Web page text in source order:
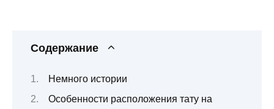
Содержание
Немного истории
Особенности расположения тату на